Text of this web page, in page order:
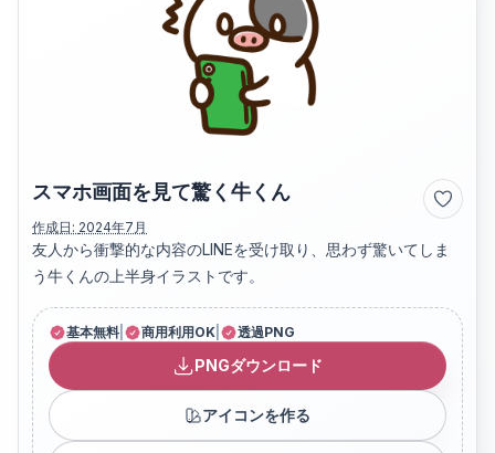
スマホ画面を見て驚く牛くん
作成日: 2024年7月
友人から衝撃的な内容のLINEを受け取り、思わず驚いてしま
う牛くんの上半身イラストです。
基本無料 商用利用OK 透過PNG
PNGダウンロード
アイコンを作る